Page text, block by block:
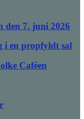
den 7. juni 2026
i en propfyldt sal
Caféen